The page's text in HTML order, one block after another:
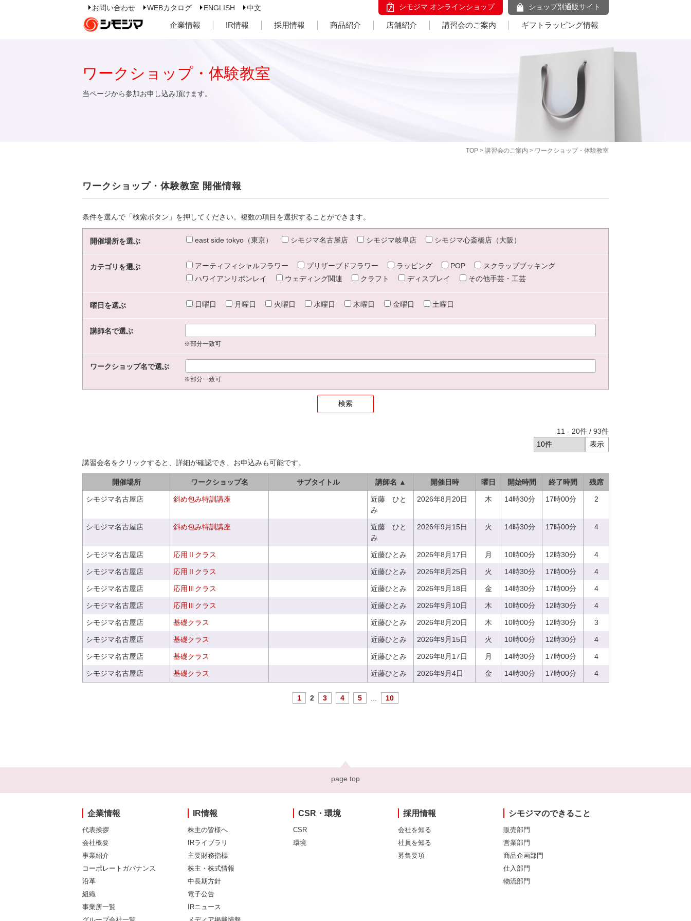
お問い合わせ WEBカタログ ENGLISH 中文 シモジマ オンラインショップ ショップ別通販サイト
企業情報 IR情報 採用情報 商品紹介 店舗紹介 講習会のご案内 ギフトラッピング情報
TOP > 講習会のご案内 > ワークショップ・体験教室
ワークショップ・体験教室
当ページから参加お申し込み頂けます。
ワークショップ・体験教室 開催情報
条件を選んで「検索ボタン」を押してください。複数の項目を選択することができます。
開催場所を選ぶ east side tokyo（東京） シモジマ名古屋店 シモジマ岐阜店 シモジマ心斎橋店（大阪）
カテゴリを選ぶ アーティフィシャルフラワー プリザーブドフラワー ラッピング POP
スクラップブッキング
ハワイアンリボンレイ
ウェディング関連 クラフト ディスプレイ その他手芸・工芸
曜日を選ぶ 日曜日 月曜日 火曜日 水曜日 木曜日 金曜日 土曜日
講師名で選ぶ
※部分一致可
ワークショップ名で選ぶ
※部分一致可
11 - 20件 / 93件
講習会名をクリックすると、詳細が確認でき、お申込みも可能です。
開催場所 ワークショップ名 サブタイトル 講師名 ▲ 開催日時 曜日 開始時間 終了時間 残席
シモジマ名古屋店 斜め包み特訓講座
近藤 ひと
み
2026年8月20日 木 14時30分 17時00分 2
シモジマ名古屋店 斜め包み特訓講座
近藤 ひと
み
2026年9月15日 火 14時30分 17時00分 4
シモジマ名古屋店 応用Ⅱクラス 近藤ひとみ 2026年8月17日 月 10時00分 12時30分 4
シモジマ名古屋店 応用Ⅱクラス 近藤ひとみ 2026年8月25日 火 14時30分 17時00分 4
シモジマ名古屋店 応用Ⅲクラス 近藤ひとみ 2026年9月18日 金 14時30分 17時00分 4
シモジマ名古屋店 応用Ⅲクラス 近藤ひとみ 2026年9月10日 木 10時00分 12時30分 4
シモジマ名古屋店 基礎クラス 近藤ひとみ 2026年8月20日 木 10時00分 12時30分 3
シモジマ名古屋店 基礎クラス 近藤ひとみ 2026年9月15日 火 10時00分 12時30分 4
シモジマ名古屋店 基礎クラス 近藤ひとみ 2026年8月17日 月 14時30分 17時00分 4
シモジマ名古屋店 基礎クラス 近藤ひとみ 2026年9月4日 金 14時30分 17時00分 4
1 2 3 4 5 10
page top
企業情報
代表挨拶
会社概要
事業紹介
コーポレートガバナンス
沿革
組織
事業所一覧
IR情報
株主の皆様へ
IRライブラリ
主要財務指標
株主・株式情報
中長期方針
電子公告
IRニュース
CSR・環境
CSR
環境
採用情報
会社を知る
社員を知る
募集要項
シモジマのできること
販売部門
営業部門
商品企画部門
仕入部門
物流部門